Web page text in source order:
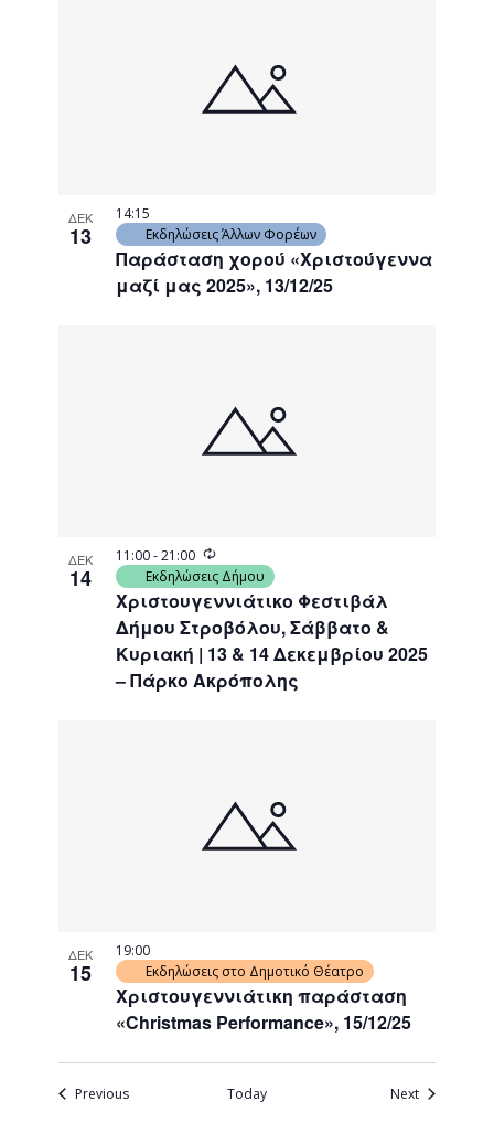
ΔΕΚ
13
Παράσταση χορού «Χριστούγεννα
μαζί μας 2025», 13/12/25
14:15
Εκδηλώσεις Άλλων Φορέων
ΔΕΚ
14
Χριστουγεννιάτικο Φεστιβάλ
Δήμου Στροβόλου, Σάββατο &
Κυριακή | 13 & 14 Δεκεμβρίου 2025
– Πάρκο Ακρόπολης
11:00-21:00
Recurring
Εκδηλώσεις Δήμου
ΔΕΚ
15
Χριστουγεννιάτικη παράσταση
«Christmas Performance», 15/12/25
19:00
Εκδηλώσεις στο Δημοτικό Θέατρο
PreviousEvents Today NextEvents